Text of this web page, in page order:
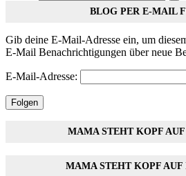
BLOG PER E-MAIL
Gib deine E-Mail-Adresse ein, um
E-Mail Benachrichtigungen über neue
E-Mail-Adresse:
Folgen
MAMA STEHT KOPF
MAMA STEHT KOPF AUF